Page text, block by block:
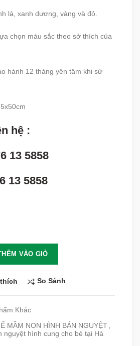
lá, xanh dương, vàng và đỏ.
chọn màu sắc theo sở thích của
hành 12 tháng yên tâm khi sử
hệ :
13 5858
13 5858
VÀO GIỎ
So Sánh
Khác
MẦM NON HÌNH BÁN NGUYỆT
nguyệt hình cung cho bé tại Hà